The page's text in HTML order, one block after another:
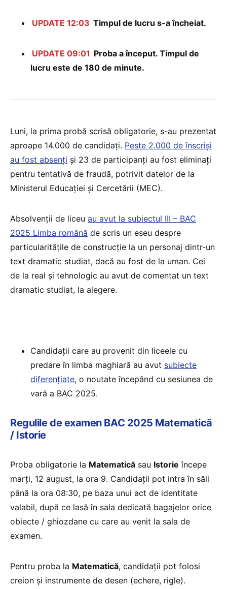
UPDATE 12:03 Timpul de lucru s-a încheiat.
UPDATE 09:01 Proba a început. Timpul de
lucru este de 180 de minute.
Luni, la prima probă scrisă obligatorie, s-au prezentat
aproape 14.000 de candidați. Peste 2.000 de înscriși
au fost absenți și 23 de participanți au fost eliminați
pentru tentativă de fraudă, potrivit datelor de la
Ministerul Educației și Cercetării (MEC).
Absolvenții de liceu au avut la subiectul III – BAC
2025 Limba română de scris un eseu despre
particularitățile de construcție la un personaj dintr-un
text dramatic studiat, dacă au fost de la uman. Cei
de la real și tehnologic au avut de comentat un text
dramatic studiat, la alegere.
Candidații care au provenit din liceele cu
predare în limba maghiară au avut subiecte
diferențiate, o noutate începând cu sesiunea de
vară a BAC 2025.
Regulile de examen BAC 2025 Matematică
/ Istorie
Proba obligatorie la Matematică sau Istorie începe
marți, 12 august, la ora 9. Candidații pot intra în săli
până la ora 08:30, pe baza unui act de identitate
valabil, după ce lasă în sala dedicată bagajelor orice
obiecte / ghiozdane cu care au venit la sala de
examen.
Pentru proba la Matematică, candidații pot folosi
creion și instrumente de desen (echere, rigle).